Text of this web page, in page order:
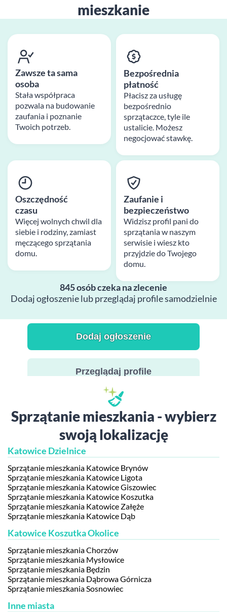
mieszkanie
Zawsze ta sama
osoba
Stała współpraca
pozwala na budowanie
zaufania i poznanie
Twoich potrzeb.
Oszczędność
czasu
Więcej wolnych chwil dla
siebie i rodziny, zamiast
męczącego sprzątania
domu.
Bezpośrednia
płatność
Płacisz za usługę
bezpośrednio
sprzątaczce, tyle ile
ustalicie. Możesz
negocjować stawkę.
Zaufanie i
bezpieczeństwo
Widzisz profil pani do
sprzątania w naszym
serwisie i wiesz kto
przyjdzie do Twojego
domu.
845 osób czeka na zlecenie
Dodaj ogłoszenie lub przeglądaj profile samodzielnie
Dodaj ogłoszenie
Przeglądaj profile
Sprzątanie mieszkania - wybierz
swoją lokalizację
Katowice Dzielnice
Sprzątanie mieszkania Katowice Brynów
Sprzątanie mieszkania Katowice Ligota
Sprzątanie mieszkania Katowice Giszowiec
Sprzątanie mieszkania Katowice Koszutka
Sprzątanie mieszkania Katowice Załęże
Sprzątanie mieszkania Katowice Dąb
Katowice Koszutka Okolice
Sprzątanie mieszkania Chorzów
Sprzątanie mieszkania Mysłowice
Sprzątanie mieszkania Będzin
Sprzątanie mieszkania Dąbrowa Górnicza
Sprzątanie mieszkania Sosnowiec
Inne miasta